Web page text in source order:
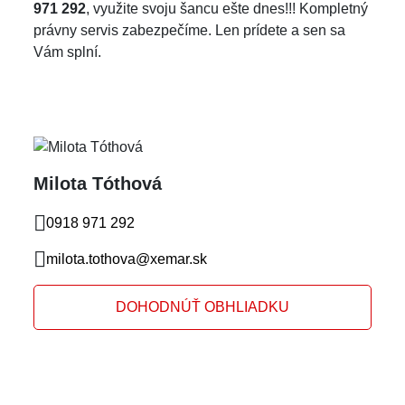
971 292, využite svoju šancu ešte dnes!!! Kompletný
právny servis zabezpečíme. Len prídete a sen sa
Vám splní.
Milota Tóthová
0918 971 292
milota.tothova@xemar.sk
DOHODNÚŤ OBHLIADKU